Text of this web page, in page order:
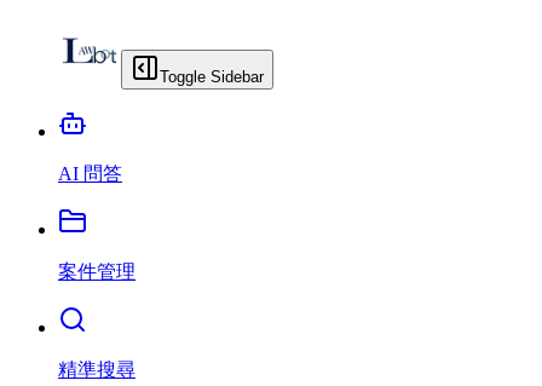
Toggle Sidebar
AI 問答
案件管理
精準搜尋